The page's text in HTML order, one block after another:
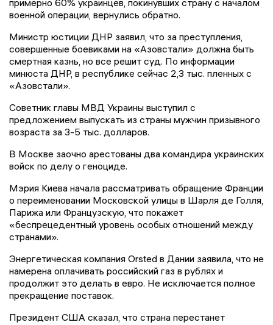
военной операции, вернулись обратно.
Министр юстиции ДНР заявил, что за преступления,
совершенные боевиками на «Азовстали» должна быть
смертная казнь, но все решит суд. По информации
минюста ДНР, в республике сейчас 2,3 тыс. пленных с
«Азовстали».
Советник главы МВД Украины выступил с
предложением выпускать из страны мужчин призывного
возраста за 3-5 тыс. долларов.
В Москве заочно арестованы два командира украинских
войск по делу о геноциде.
Мэрия Киева начала рассматривать обращение Франции
о переименовании Московской улицы в Шарля де Голля,
Парижа или Французскую, что покажет
«беспрецедентный уровень особых отношений между
странами».
Энергетическая компания Orsted в Дании заявила, что не
намерена оплачивать российский газ в рублях и
продолжит это делать в евро. Не исключается полное
прекращение поставок.
Президент США сказал, что страна перестанет